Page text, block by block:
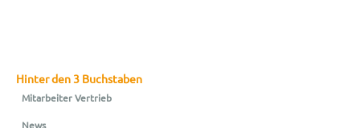
Hinter den 3 Buchstaben
Mitarbeiter Vertrieb
News